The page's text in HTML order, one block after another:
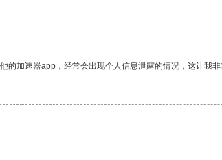
加速器app，经常会出现个人信息泄露的情况，这让我非